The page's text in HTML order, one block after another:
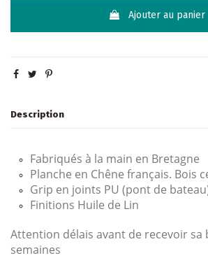
Ajouter au panier
Description
Fabriqués à la main en Bretagne
Planche en Chêne français. Bois
Grip en joints PU (pont de
Finitions Huile de Lin
Attention délais avant de recevoir sa
semaines